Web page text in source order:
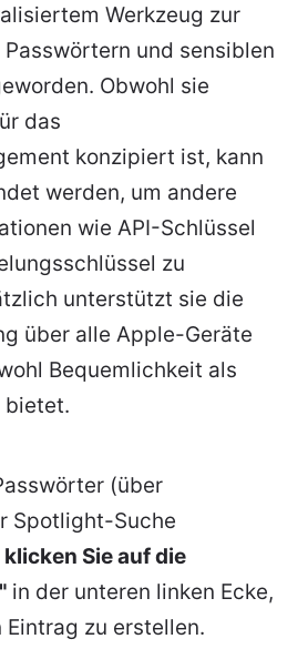
Werkzeug zur
und sensiblen
Obwohl sie
das
konzipiert ist, kann
werden, um andere
wie API-Schlüssel
zu
unterstützt sie die
über alle Apple-Geräte
Bequemlichkeit als
bietet.
(über
Spotlight-Suche
klicken Sie auf die
in der unteren linken Ecke,
Eintrag zu erstellen.